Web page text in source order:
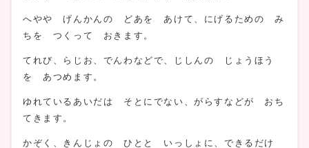
へやや げんかんの どあを あけて、にげるための み
ちを つくって おきます。
てれび、らじお、でんわなどで、じしんの じょうほう
を あつめます。
ゆれているあいだは そとにでない、がらすなどが おち
てきます。
かぞく、きんじょの ひとと いっしょに、できるだけ